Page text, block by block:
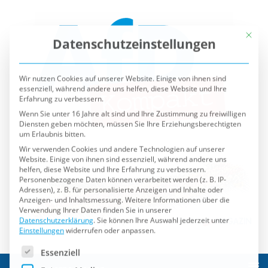
Datenschutzeinstellungen
Wir nutzen Cookies auf unserer Website. Einige von ihnen sind
Erfahrung zu verbessern.
Wenn Sie unter 16 Jahre alt sind und Ihre Zustimmung zu freiwilligen
um Erlaubnis bitten.
Wir verwenden Cookies und andere Technologien auf unserer
helfen, diese Website und Ihre Erfahrung zu verbessern.
Personenbezogene Daten können verarbeitet werden (z. B. IP-
Adressen), z. B. für personalisierte Anzeigen und Inhalte oder
Anzeigen- und Inhaltsmessung.Weitere Informationen über die
Verwendung Ihrer Daten finden Sie in unserer
Datenschutzerklärung.Sie können Ihre Auswahl jederzeit unter
Einstellungenwiderrufen oder anpassen.
Es folgt eine Liste der Service-Gruppen, für die eine
Essenziell
Externe Medien